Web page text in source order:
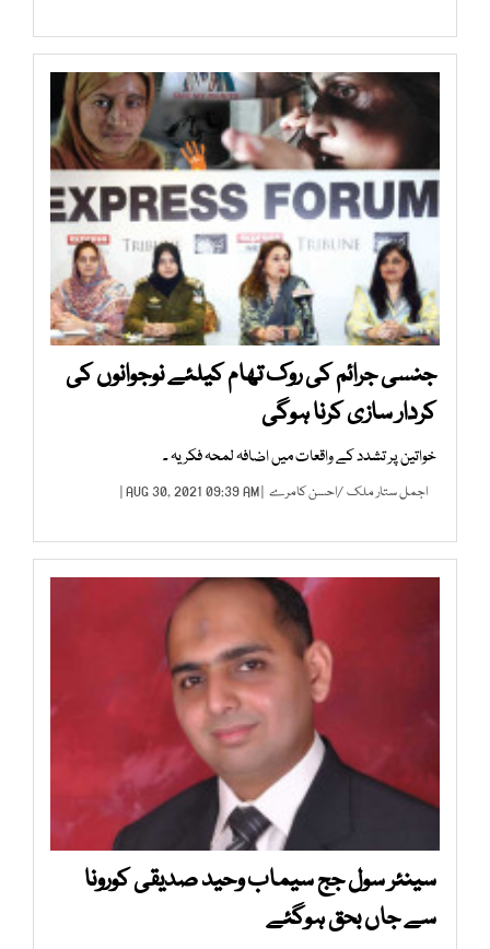
جنسی جرائم کی روک تھام کیلئے نوجوانوں کی
کردار سازی کرنا ہوگی
خواتین پر تشدد کے واقعات میں اضافہ لمحہ فکریہ ۔
اجمل ستار ملک/احسن کامرے | AUG 30, 2021 09:39 AM |
سینئر سول جج سیماب وحید صدیقی کورونا
سے جاں بحق ہوگئے